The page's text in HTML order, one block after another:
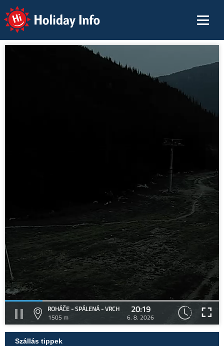
Holiday Info
ROHÁČE - SPÁLENÁ - VRCH
1505 m
20:19
6. 8. 2026
Szállás tippek